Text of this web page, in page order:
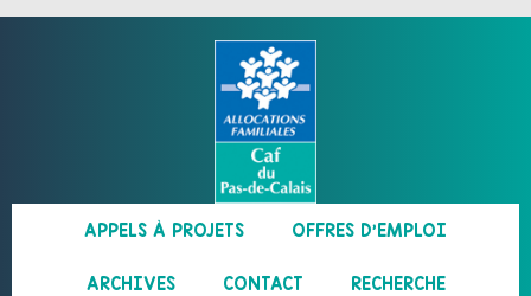
APPELS À PROJETS OFFRES D’EMPLOI
ARCHIVES CONTACT RECHERCHE